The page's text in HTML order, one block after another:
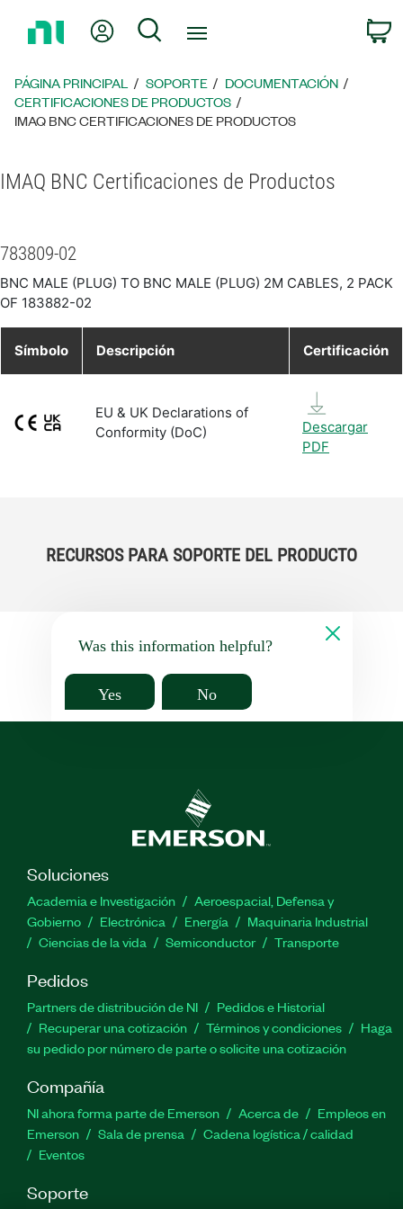
página
principal
Mi cuentaBúsqueda
PÁGINA PRINCIPAL SOPORTE
DOCUMENTACIÓN
CERTIFICACIONES DE PRODUCTOS
IMAQ BNC CERTIFICACIONES DE PRODUCTOS
IMAQ BNC Certificaciones de Productos
783809-02
BNC MALE (PLUG) TO BNC MALE (PLUG) 2M CABLES, 2 PACK
OF 183882-02
Símbolo Descripción Certificación
EU & UK Declarations of
Conformity (DoC)
Descargar
PDF
RECURSOS PARA SOPORTE DEL PRODUCTO
Was this information helpful?
Yes No
Soluciones
Academia e Investigación
Aeroespacial, Defensa y
Gobierno
Electrónica Energía
Maquinaria Industrial
Ciencias de la vida
Semiconductor Transporte
Pedidos
Partners de distribución de NI
Pedidos e Historial
Recuperar una cotización
Términos y condiciones
Haga
su pedido por número de parte o solicite una cotización
Compañía
NI ahora forma parte de Emerson Acerca de
Empleos en
Emerson
Sala de prensa
Cadena logística / calidad
Eventos
Soporte